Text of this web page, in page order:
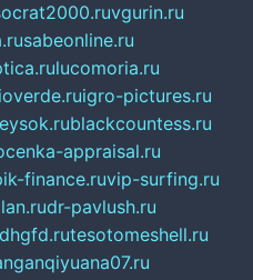
vgurin.ru
sabeonline.ru
lucomoria.ru
igro-pictures.ru
blackcountess.ru
appraisal.ru
finance.ruvip-surfing.ru
dr-pavlush.ru
dhgfd.rutesotomeshell.ru